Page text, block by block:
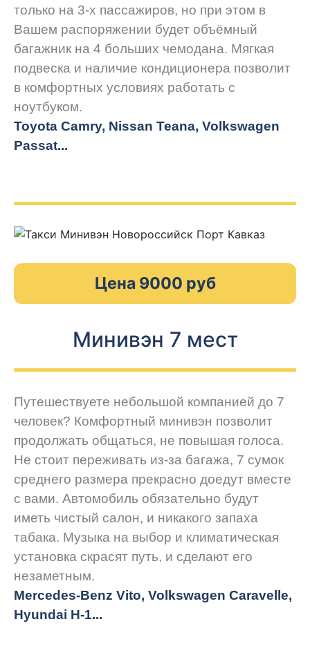
только на 3-х пассажиров, но при этом в
Вашем распоряжении будет объёмный
багажник на 4 больших чемодана. Мягкая
подвеска и наличие кондиционера позволит
в комфортных условиях работать с
ноутбуком.
Toyota Camry, Nissan Teana, Volkswagen
Passat...
Цена 9000 руб
Минивэн 7 мест
Путешествуете небольшой компанией до 7
человек? Комфортный минивэн позволит
продолжать общаться, не повышая голоса.
Не стоит переживать из-за багажа, 7 сумок
среднего размера прекрасно доедут вместе
с вами. Автомобиль обязательно будут
иметь чистый салон, и никакого запаха
табака. Музыка на выбор и климатическая
установка скрасят путь, и сделают его
незаметным.
Mercedes-Benz Vito, Volkswagen Caravelle,
Hyundai H-1...